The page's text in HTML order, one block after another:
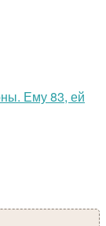
Ему 83, ей